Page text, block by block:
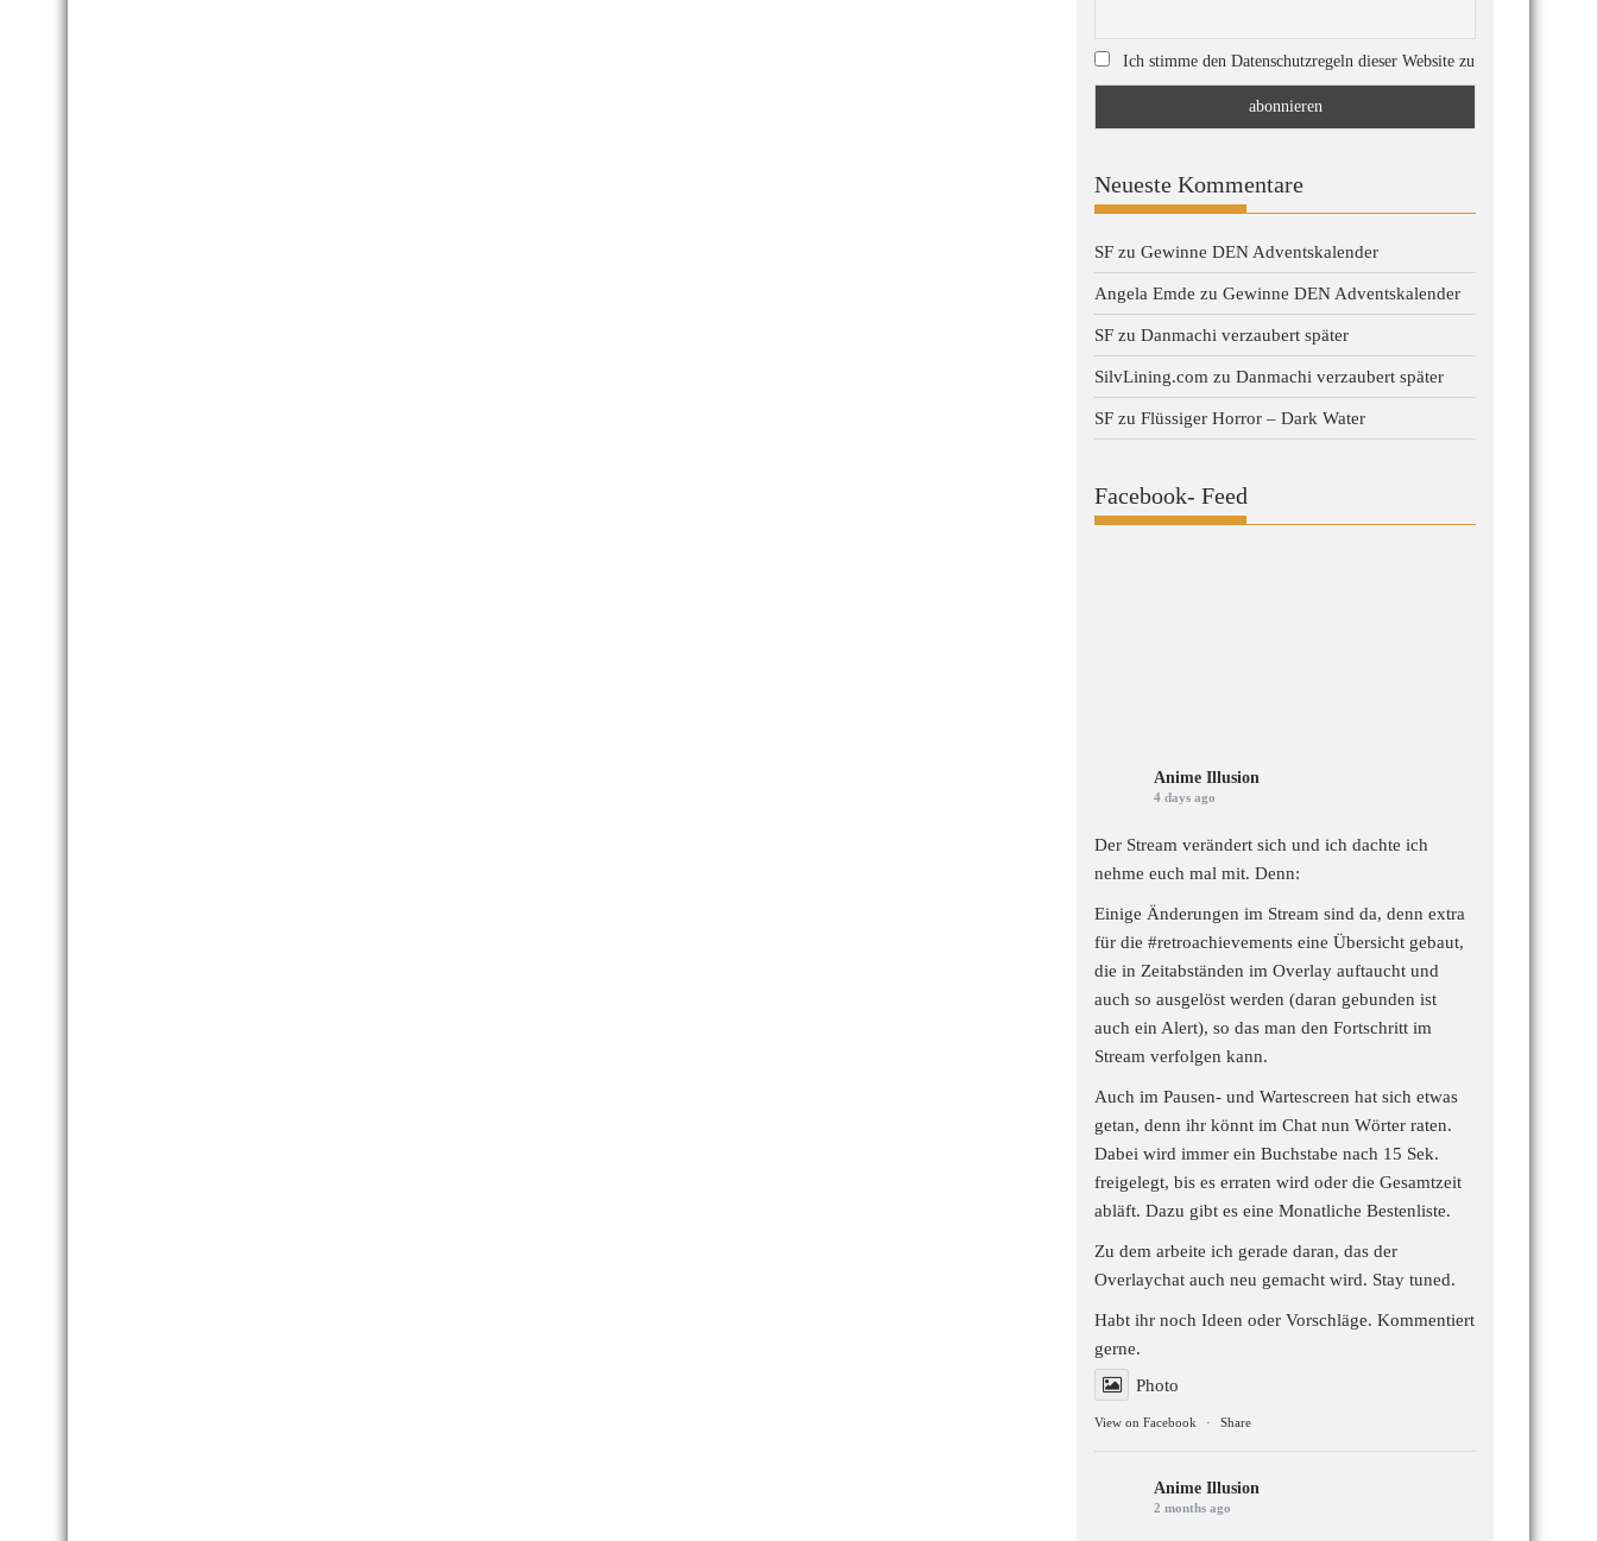
Ich stimme den Datenschutzregeln dieser Website zu
Neueste Kommentare
SF zu Gewinne DEN Adventskalender
Angela Emde zu Gewinne DEN Adventskalender
SF zu Danmachi verzaubert später
SilvLining.com zu Danmachi verzaubert später
SF zu Flüssiger Horror – Dark Water
Facebook- Feed
Anime Illusion
4 days ago
Der Stream verändert sich und ich dachte ich
nehme euch mal mit. Denn:
Einige Änderungen im Stream sind da, denn extra
für die #retroachievements eine Übersicht gebaut,
die in Zeitabständen im Overlay auftaucht und
auch so ausgelöst werden (daran gebunden ist
auch ein Alert), so das man den Fortschritt im
Stream verfolgen kann.
Auch im Pausen- und Wartescreen hat sich etwas
getan, denn ihr könnt im Chat nun Wörter raten.
Dabei wird immer ein Buchstabe nach 15 Sek.
freigelegt, bis es erraten wird oder die Gesamtzeit
abläft. Dazu gibt es eine Monatliche Bestenliste.
Zu dem arbeite ich gerade daran, das der
Overlaychat auch neu gemacht wird. Stay tuned.
Habt ihr noch Ideen oder Vorschläge. Kommentiert
gerne.
Photo
View on Facebook · Share
Anime Illusion
2 months ago